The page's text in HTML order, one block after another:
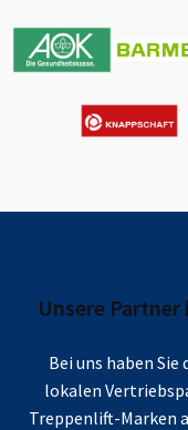
Unsere Partner
Bei uns haben Sie
lokalen
Treppenlift-Marken